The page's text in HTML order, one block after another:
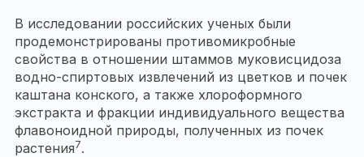
В исследовании российских ученых были
продемонстрированы противомикробные
свойства в отношении штаммов муковисцидоза
водно-спиртовых извлечений из цветков и почек
каштана конского, а также хлороформного
экстракта и фракции индивидуального вещества
флавоноидной природы, полученных из почек
растения7.